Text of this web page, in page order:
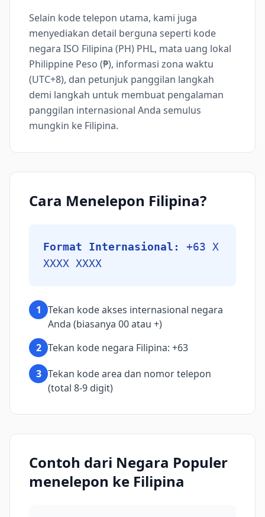
Selain kode telepon utama, kami juga
menyediakan detail berguna seperti kode
negara ISO Filipina (PH) PHL, mata uang lokal
Philippine Peso (₱), informasi zona waktu
(UTC+8), dan petunjuk panggilan langkah
demi langkah untuk membuat pengalaman
panggilan internasional Anda semulus
mungkin ke Filipina.
Cara Menelepon Filipina?
Format Internasional:
+63 X
XXXX XXXX
1 Tekan kode akses internasional negara
Anda (biasanya 00 atau +)
2 Tekan kode negara Filipina: +63
3 Tekan kode area dan nomor telepon
(total 8-9 digit)
Contoh dari Negara Populer
menelepon ke Filipina